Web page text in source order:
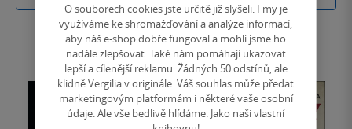
O souborech cookies jste určitě již slyšeli. I my je
využíváme ke shromažďování a analýze informací,
aby náš e-shop dobře fungoval a mohli jsme ho
nadále zlepšovat. Také nám pomáhají ukazovat
lepší a cílenější reklamu. Žádných 50 odstínů, ale
klidně Vergilia v originále. Váš souhlas může předat
marketingovým platformám i některé vaše osobní
údaje. Ale vše bedlivě hlídáme. Jako naši vlastní